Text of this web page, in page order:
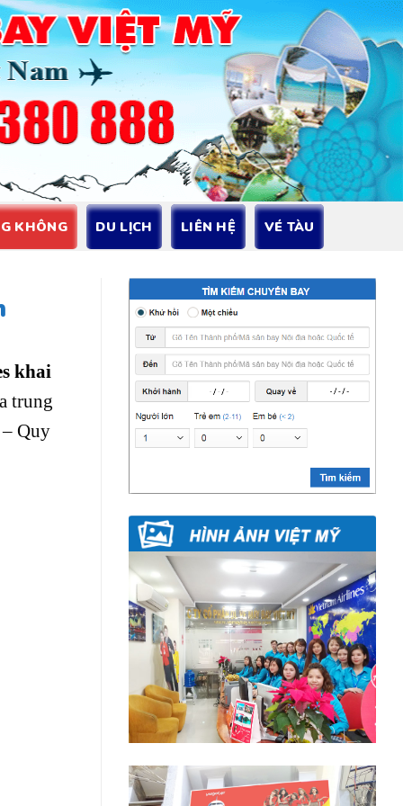
KHÔNG DU LỊCH LIÊN HỆ VÉ TÀU
khai
trung
Quy